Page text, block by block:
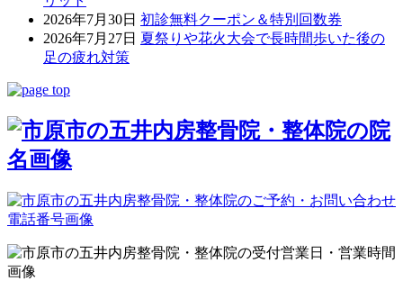
2026年7月30日 初診無料クーポン＆特別回数券
2026年7月27日 夏祭りや花火大会で長時間歩いた後の
足の疲れ対策